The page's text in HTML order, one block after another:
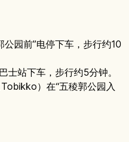
公园前”电停下车，步行约10
士站下车，步行约5分钟。
）在“五稜郭公园入